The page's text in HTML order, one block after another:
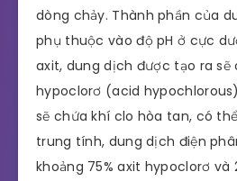
dòng chảy. Thành phần của
phụ thuộc vào độ pH ở cực
axit, dung dịch được tạo ra sẽ
hypoclorơ (acid
sẽ chứa khí clo hòa tan, có
trung tính, dung dịch điện
khoảng 75% axit hypoclorơ và